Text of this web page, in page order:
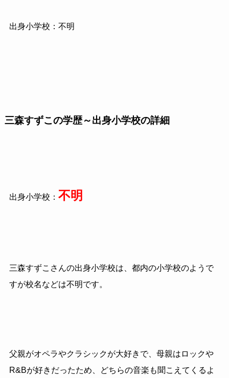
出身小学校：不明
三森すずこの学歴～出身小学校の詳細
出身小学校： 不明
三森すずこさんの出身小学校は、都内の小学校のようで
すが校名などは不明です。
父親がオペラやクラシックが大好きで、母親はロックや
R&Bが好きだったため、どちらの音楽も聞こえてくるよ